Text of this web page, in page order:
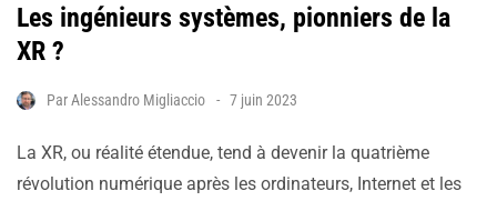
Les ingénieurs systèmes, pionniers de la
XR ?
ParAlessandro Migliaccio 7 juin 2023
La XR, ou réalité étendue, tend à devenir la quatrième
révolution numérique après les ordinateurs, Internet et les